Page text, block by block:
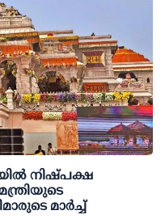
നിഷ്പക്ഷ
മാര്‍ച്ച്